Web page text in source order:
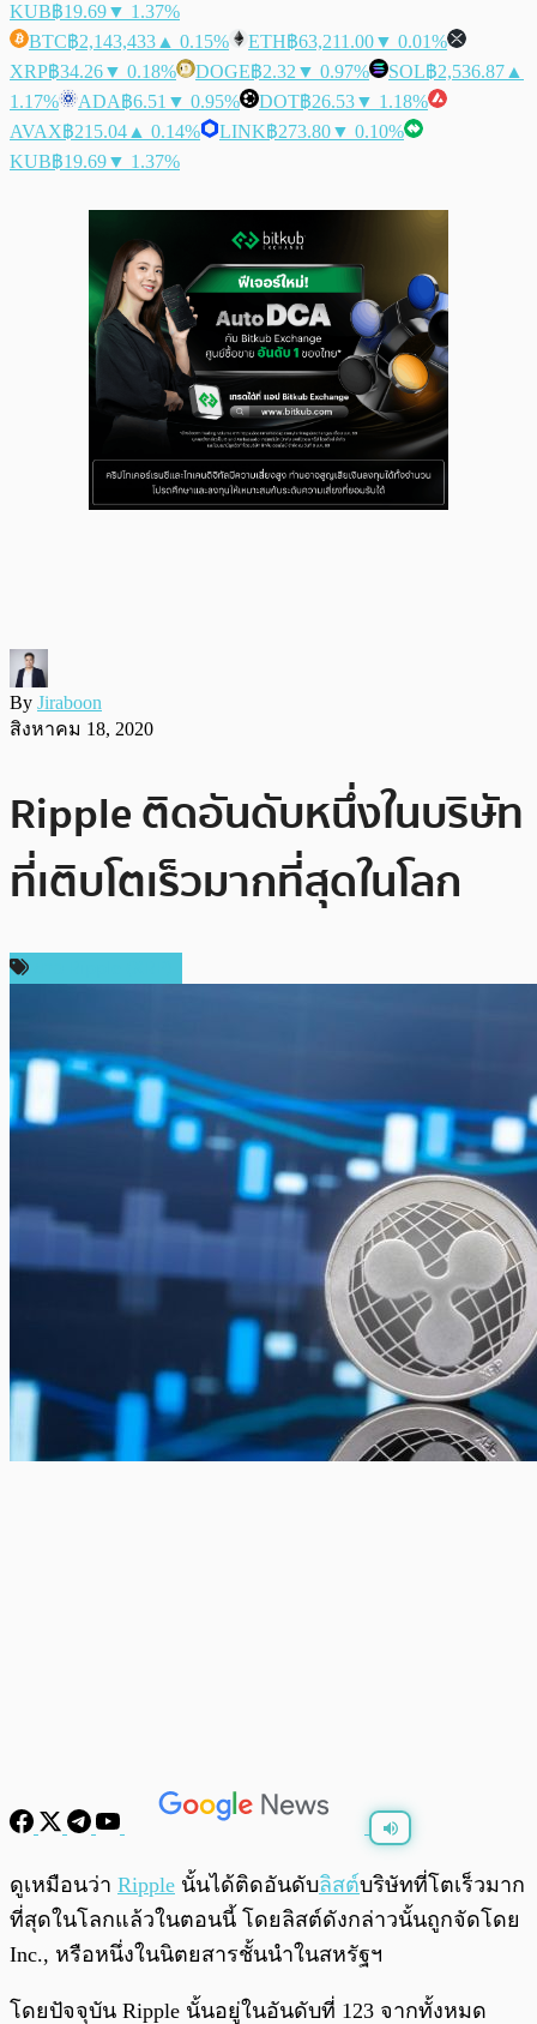
KUB฿19.69▼ 1.37%
BTC฿2,143,433 ▲ 0.15% ETH฿63,211.00▼ 0.01%
XRP฿34.26▼ 0.18% DOGE฿2.32 ▼ 0.97% SOL฿2,536.87 ▲
1.17%
ADA฿6.51 ▼ 0.95% DOT฿26.53▼ 1.18%
AVAX฿215.04 ▲ 0.14% LINK฿273.80▼ 0.10%
KUB฿19.69▼ 1.37%
By Jiraboon
สิงหาคม 18, 2020
Ripple ติดอันดับหนึ่งในบริษัท
ที่เติบโตเร็วมากที่สุดในโลก
พร้อมเล่น 0:00/ 0:00
ดูเหมือนว่า Ripple นั้นได้ติดอันดับลิสต์บริษัทที่โตเร็วมาก
ที่สุดในโลกแล้วในตอนนี้ โดยลิสต์ดังกล่าวนั้นถูกจัดโดย
Inc., หรือหนึ่งในนิตยสารชั้นนำในสหรัฐฯ
โดยปัจจุบัน Ripple นั้นอยู่ในอันดับที่ 123 จากทั้งหมด